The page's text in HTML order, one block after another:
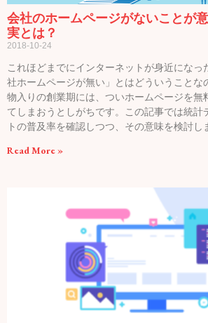
会社のホームページがないことが
実とは？
2018-10-24
これほどまでにインターネットが身近になっ
社ホームページが無い」とはどういうことな
物入りの創業期には、ついホームページを無
てしまおうとしがちです。この記事では統計
トの普及率を確認しつつ、その意味を検討し
Read More »